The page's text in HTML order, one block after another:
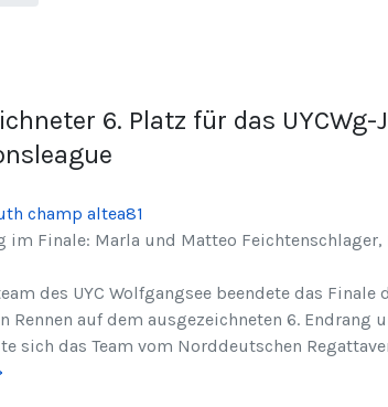
6. Platz für das
im Finale: Marla und Matteo
des UYC Wolfgangsee beendete das
Rennen auf dem ausgezeichneten 6.
sich das Team vom Norddeutschen